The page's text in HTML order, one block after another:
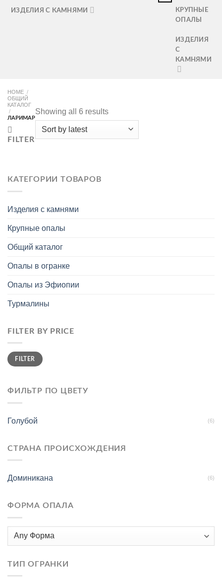
ИЗДЕЛИЯ С КАМНЯМИ
КРУПНЫЕ
ОПАЛЫ
ИЗДЕЛИЯ
С
КАМНЯМИ
HOME /
ОБЩИЙ
КАТАЛОГ
/
ЛАРИМАР
FILTER
Showing all 6 results
КАТЕГОРИИ ТОВАРОВ
Изделия с камнями
Крупные опалы
Общий каталог
Опалы в огранке
Опалы из Эфиопии
Турмалины
FILTER BY PRICE
Min
price
Max
priceFILTER
ФИЛЬТР ПО ЦВЕТУ
Голубой (6)
СТРАНА ПРОИСХОЖДЕНИЯ
Доминикана (6)
ФОРМА ОПАЛА
ТИП ОГРАНКИ